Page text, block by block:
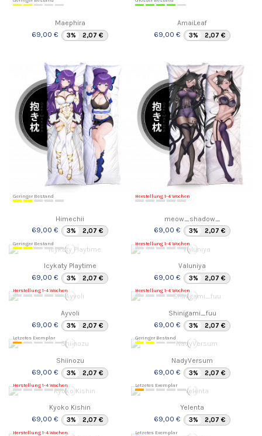
Maephira
69,00 €
3% 2,07 €
AmaiLeaf
69,00 €
3% 2,07 €
Geringer Bestand
Himechii
69,00 €
3% 2,07 €
Herstellung 1-4 Wochen
meow_shadow_
69,00 €
3% 2,07 €
Geringer Bestand
Icykaty Playtime
69,00 €
3% 2,07 €
Herstellung 1-4 Wochen
Valuniya
69,00 €
3% 2,07 €
Herstellung 1-4 Wochen
Ayvoli
69,00 €
3% 2,07 €
Herstellung 1-4 Wochen
Shinigami_fuu
69,00 €
3% 2,07 €
Letzetes Exemplar
Shiinozu
69,00 €
3% 2,07 €
Geringer Bestand
NadyVersum
69,00 €
3% 2,07 €
Herstellung 1-4 Wochen
Kyoko Kishin
69,00 €
3% 2,07 €
Letzetes Exemplar
Yelenta
69,00 €
3% 2,07 €
Herstellung 1-4 Wochen Letzetes Exemplar